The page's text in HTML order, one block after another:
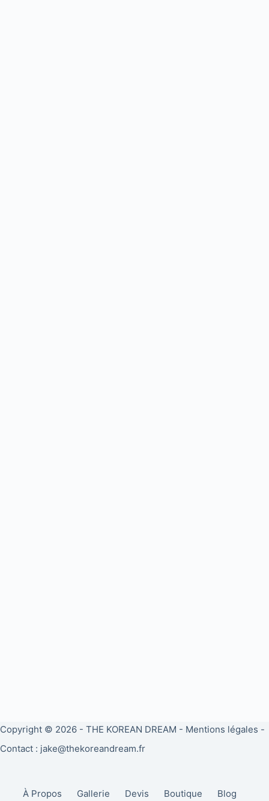
Copyright © 2026 - THE KOREAN DREAM - Mentions légales -
Contact : jake@thekoreandream.fr
À Propos Gallerie Devis Boutique Blog